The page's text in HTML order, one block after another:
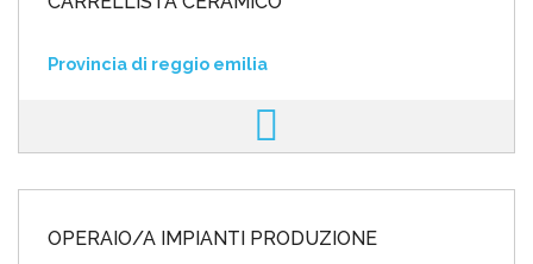
Provincia di reggio emilia
OPERAIO/A IMPIANTI PRODUZIONE